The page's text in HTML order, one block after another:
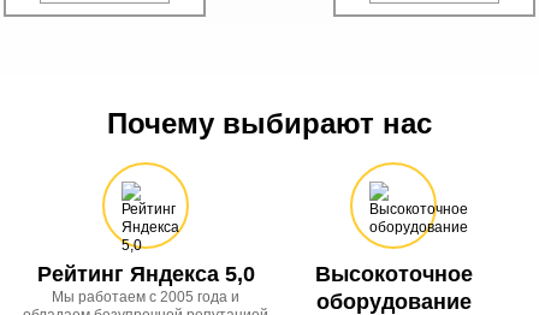
Почему выбирают нас
Рейтинг Яндекса 5,0
Мы работаем с 2005 года и
Высокоточное
оборудование